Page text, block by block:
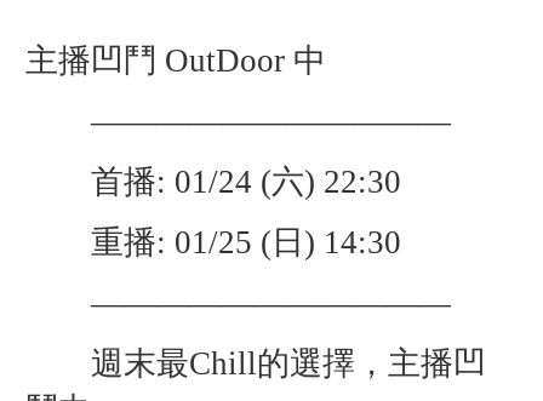
主播凹鬥 OutDoor 中
———————————
首播: 01/24 (六) 22:30
重播: 01/25 (日) 14:30
———————————
週末最Chill的選擇，主播凹